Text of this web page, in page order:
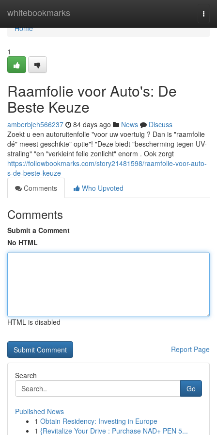
whitebookmarks
Home
Home
1
Raamfolie voor Auto's: De
Beste Keuze
amberbjeh566237 84 days ago News
Discuss
Zoekt u een autoruitenfolie "voor uw voertuig ? Dan is "raamfolie
dé" meest geschikte" optie"! "Deze biedt "bescherming tegen UV-
straling" "en "verkleint felle zonlicht" enorm . Ook zorgt
https://followbookmarks.com/story21481598/raamfolie-voor-auto-
s-de-beste-keuze
Comments
Who Upvoted
Comments
Submit a Comment
No HTML
HTML is disabled
Report Page
Search
Go
Published News
1 Obtain Residency: Investing in Europe
1 {Revitalize Your Drive : Purchase NAD+ PEN 5...